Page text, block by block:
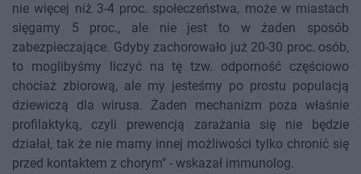
nie więcej niż 3-4 proc. społeczeństwa, może w miastach
sięgamy 5 proc., ale nie jest to w żaden sposób
zabezpieczające. Gdyby zachorowało już 20-30 proc. osób,
to moglibyśmy liczyć na tę tzw. odporność częściowo
chociaż zbiorową, ale my jesteśmy po prostu populacją
dziewiczą dla wirusa. Żaden mechanizm poza właśnie
profilaktyką, czyli prewencją zarażania się nie będzie
działał, tak że nie mamy innej możliwości tylko chronić się
przed kontaktem z chorym" - wskazał immunolog.